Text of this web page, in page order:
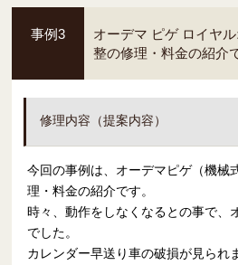
事例3
オーデマ ピゲ ロイヤ
整の修理・料金の紹介
修理内容（提案内容）
今回の事例は、オーデマピゲ（機械
理・料金の紹介です。
時々、動作をしなくなるとの事で、
でした。
カレンダー早送り車の破損が見られ